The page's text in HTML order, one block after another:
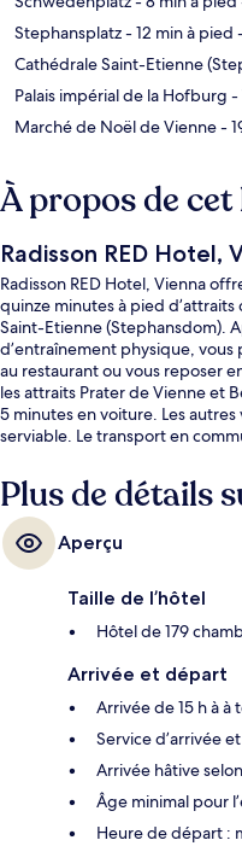
Stephansplatz- 12 min à pied
Cathédrale Saint-Etienne
Palais impérial de la Hofburg -
Marché de Noël de Vienne-
À propos de
Radisson RED Hotel,
Radisson RED Hotel, Vienna
quinze minutes à pied
Saint-Etienne (Stephansdom).
d’entraînement physique,
au restaurant ou vous reposer
les attraits Prater de Vienne et
5 minutes en voiture. Les
serviable. Le transport en
Donaustraße Tram Stop est à 6
Plus de détails
Aperçu
Taille de l’hôtel
Hôtel de 179
Arrivée et départ
Arrivée de 15 h à
Service d’arrivée
Arrivée hâtive
Âge minimal pour
Heure de départ :